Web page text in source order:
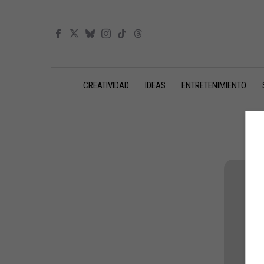
CREATIVIDAD IDEAS ENTRETENIMIENTO